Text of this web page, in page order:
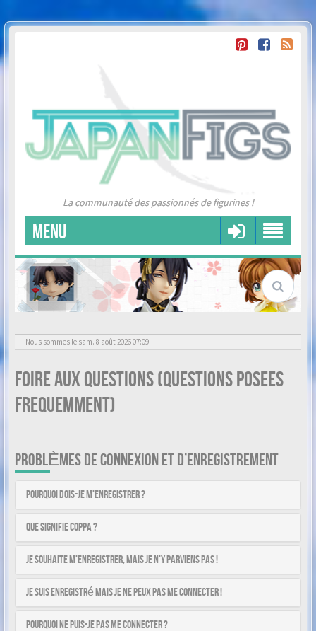
La communauté des passionnés de figurines !
MENU
Nous sommes le sam. 8 août 2026 07:09
Foire aux questions (Questions posees
frequemment)
PROBLÈMES DE CONNEXION ET D’ENREGISTREMENT
Pourquoi dois-je m’enregistrer ?
Que signifie COPPA ?
Je souhaite m’enregistrer, mais je n’y parviens pas !
Je suis enregistré mais je ne peux pas me connecter !
Pourquoi ne puis-je pas me connecter ?